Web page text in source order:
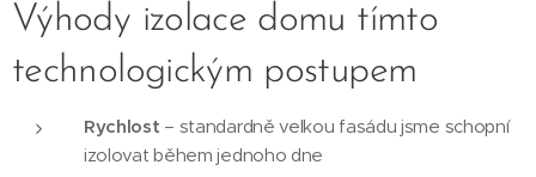
Výhody izolace domu tímto
technologickým postupem
Rychlost – standardně velkou fasádu jsme schopní
izolovat během jednoho dne